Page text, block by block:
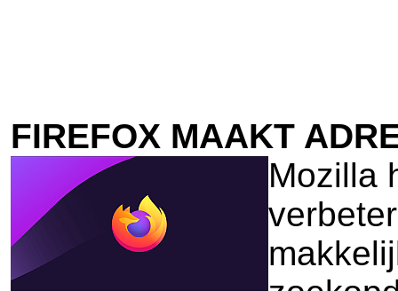
FIREFOX MAAKT
Mozilla